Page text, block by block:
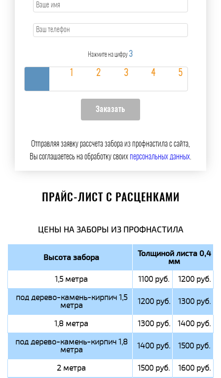
Нажмите на цифру 3
Отправляя заявку рассчета забора из профнастила с сайта,
Вы соглашаетесь на обработку своихперсональных данных.
ПРАЙС-ЛИСТ С РАСЦЕНКАМИ
ЦЕНЫ НА ЗАБОРЫ ИЗ ПРОФНАСТИЛА
Высота забора Толщиной листа 0,4
мм
1,5 метра 1100 руб.
1200 руб.
под дерево-камень-кирпич 1,5
метра 1200 руб. 1300 руб.
1,8 метра 1300 руб.
1400 руб.
под дерево-камень-кирпич 1,8
метра 1400 руб. 1500 руб.
2 метра 1500 руб. 1600 руб.